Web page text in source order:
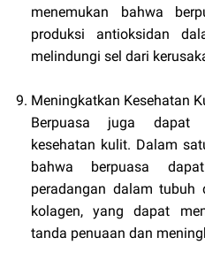
menemukan bahwa
produksi antioksidan
melindungi sel dari
Meningkatkan Kesehatan
Berpuasa juga dapat
kesehatan kulit. Dalam
bahwa berpuasa
peradangan dalam tubuh
kolagen, yang dapat
tanda penuaan dan